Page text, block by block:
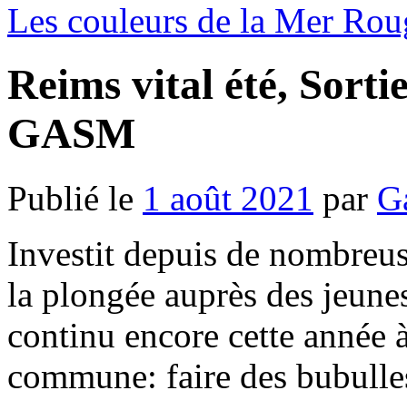
Les couleurs de la Mer
Reims vital été,
GASM
Publié le 1 août 2021 par
Investit depuis de
la plongée auprès des
continu encore cette
commune: faire des